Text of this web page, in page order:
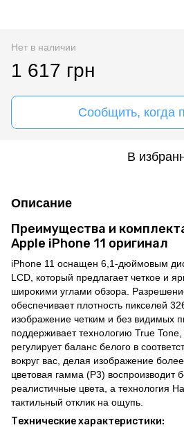
Нет в наличии
1 617 грн
Сообщить, когда
В
Описание
Преимущества и
Apple iPhone 11 оригинал
iPhone 11 оснащен 6,1-дюймовым
LCD, который предлагает четкое и
широкими углами обзора.
обеспечивает плотность пикселей
изображение четким и без видимых
поддерживает технологию True Tone,
регулирует баланс белого в
вокруг вас, делая изображение
цветовая гамма (P3)
реалистичные цвета, а технология
тактильный отклик на ощупь.
Технические характеристики: